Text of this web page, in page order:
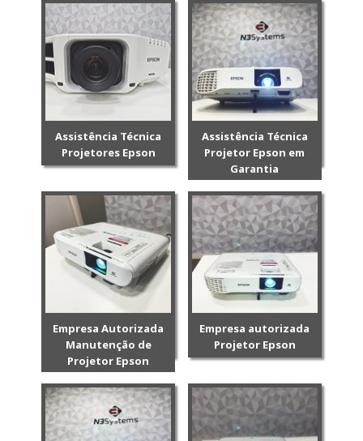
Assistência Técnica
Projetores Epson
Assistência Técnica
Projetor Epson em
Garantia
Empresa Autorizada
Manutenção de
Projetor Epson
Empresa autorizada
Projetor Epson